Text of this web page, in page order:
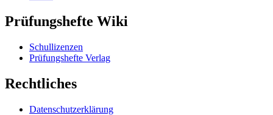
Prüfungshefte Wiki
Schullizenzen
Prüfungshefte Verlag
Rechtliches
Datenschutzerklärung